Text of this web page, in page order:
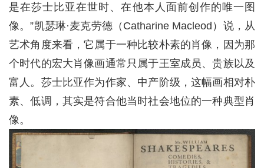
是在莎士比亚在世时、在他本人面前创作的唯一图
像。”凯瑟琳·麦克劳德（Catharine Macleod）说，从
艺术角度来看，它属于一种比较朴素的肖像，因为那
个时代的宏大肖像画通常只属于王室成员、贵族以及
富人。莎士比亚作为作家、中产阶级，这幅画相对朴
素、低调，其实是符合他当时社会地位的一种典型肖
像。